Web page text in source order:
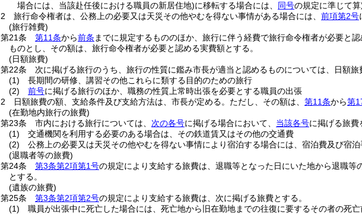
場合には、当該赴任後における職員の新居住地)に移転する場合には、 同号の規定に準じて
2
旅行命令権者は、公務上の必要又は天災その他やむを得ない事情がある場合には、 前項第2号
(旅行雑費)
第21条
第11条から前条 までに規定するもののほか、旅行に伴う経費で旅行命令権者が必要と
ものとし、その額は、旅行命令権者が必要と認める実費額とする。
(日額旅費)
第22条
次に掲げる旅行のうち、旅行の性質に鑑み市長が適当と認めるものについては、日額旅
(1)
長期間の研修、講習その他これらに類する目的のための旅行
(2)
前号に掲げる旅行のほか、職務の性質上常時出張を必要とする職員の出張
2
日額旅費の額、支給条件及び支給方法は、市長が定める。 ただし、その額は、 第11条から第
(在勤地内旅行の旅費)
第23条
市内における旅行については、 次の各号に掲げる場合において、 当該各号に掲げる旅費
(1)
交通機関を利用する必要のある場合は、その鉄道賃又はその他の交通費
(2)
公務上の必要又は天災その他やむを得ない事情により宿泊する場合には、宿泊費及び宿泊
(退職者等の旅費)
第24条
第3条第2項第1号の規定により支給する旅費は、退職等となった日にいた地から退職
とする。
(遺族の旅費)
第25条
第3条第2項第2号の規定により支給する旅費は、次に掲げる旅費とする。
(1)
職員が出張中に死亡した場合には、死亡地から旧在勤地までの往復に要するその者の死